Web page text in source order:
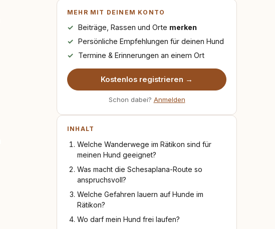
MEHR MIT DEINEM KONTO
Beiträge, Rassen und Orte merken
Persönliche Empfehlungen für deinen Hund
Termine & Erinnerungen an einem Ort
Kostenlos registrieren →
Schon dabei? Anmelden
INHALT
Welche Wanderwege im Rätikon sind für
meinen Hund geeignet?
Was macht die Schesaplana-Route so
anspruchsvoll?
Welche Gefahren lauern auf Hunde im
Rätikon?
Wo darf mein Hund frei laufen?